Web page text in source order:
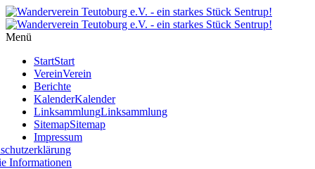
Menü
StartStart
VereinVerein
Berichte
KalenderKalender
LinksammlungLinksammlung
SitemapSitemap
Impressum
Informationen
Year
Month
Year
Month